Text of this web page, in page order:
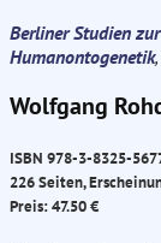
Berliner Studien
Humanontogenetik
Wolfgang
ISBN 978-3-8325-
226 Seiten,
Preis: 47.50 €